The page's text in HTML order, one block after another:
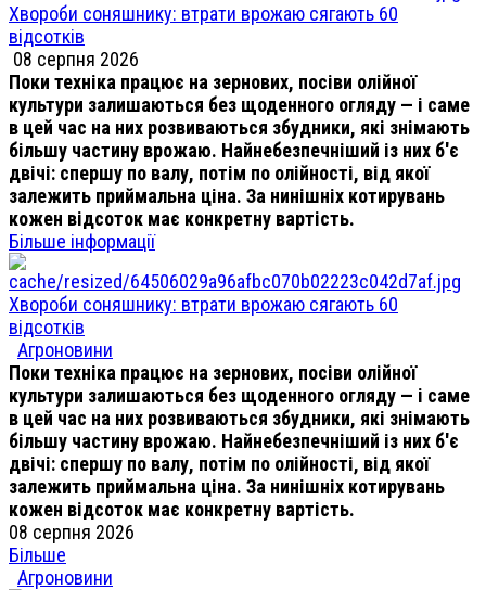
Хвороби соняшнику: втрати врожаю сягають 60
відсотків
08 серпня 2026
Поки техніка працює на зернових, посіви олійної
культури залишаються без щоденного огляду — і саме
в цей час на них розвиваються збудники, які знімають
більшу частину врожаю. Найнебезпечніший із них б'є
двічі: спершу по валу, потім по олійності, від якої
залежить приймальна ціна. За нинішніх котирувань
кожен відсоток має конкретну вартість.
Більше інформації
Хвороби соняшнику: втрати врожаю сягають 60
відсотків
Агроновини
Поки техніка працює на зернових, посіви олійної
культури залишаються без щоденного огляду — і саме
в цей час на них розвиваються збудники, які знімають
більшу частину врожаю. Найнебезпечніший із них б'є
двічі: спершу по валу, потім по олійності, від якої
залежить приймальна ціна. За нинішніх котирувань
кожен відсоток має конкретну вартість.
08 серпня 2026
Більше
Агроновини